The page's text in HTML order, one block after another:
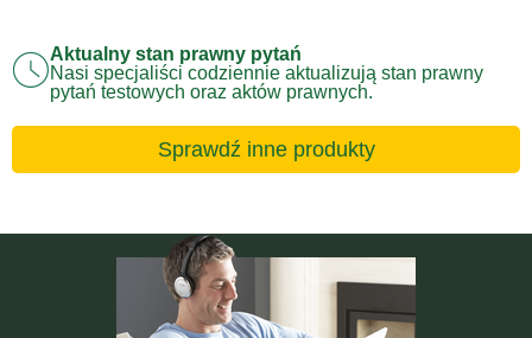
Aktualny stan prawny pytań
Nasi specjaliści codziennie aktualizują stan prawny
pytań testowych oraz aktów prawnych.
Sprawdź inne produkty